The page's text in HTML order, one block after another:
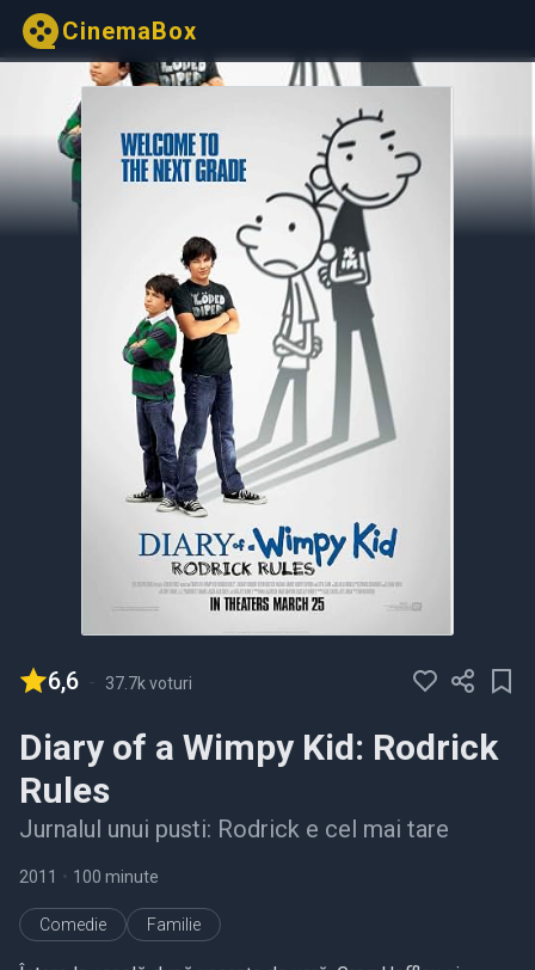
CinemaBox
6,6 - 37.7k voturi
Diary of a Wimpy Kid: Rodrick
Rules
Jurnalul unui pusti: Rodrick e cel mai tare
2011 • 100 minute
Comedie Familie